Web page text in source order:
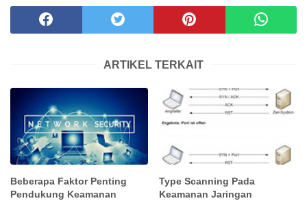
ARTIKEL TERKAIT
Beberapa Faktor Penting
Pendukung Keamanan
Type Scanning Pada
Keamanan Jaringan